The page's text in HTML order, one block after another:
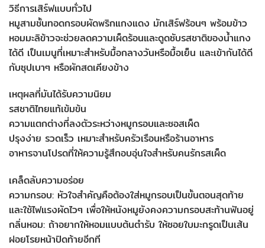
วิธีการเสิร์ฟแบบทั่วไป
หมูสามชั้นทอดกรอบผัดพริกแกงแดง มักเสิร์ฟร้อนๆ พร้อมข้าว
หอมมะลิข้าวจะช่วยลดความเผ็ดร้อนและดูดซับรสชาติของน้ำแกง
ได้ดี เป็นเมนูที่เหมาะสำหรับมื้อกลางวันหรือมื้อเย็น และเข้ากันได้ดี
กับซุปเบาๆ หรือผักสดเคียงข้าง
เหตุผลที่มันได้รับความนิยม
รสชาติไทยแท้เข้มข้น
ความแตกต่างที่ลงตัวระหว่างหมูกรอบและซอสเผ็ด
ปรุงง่าย รวดเร็ว เหมาะสำหรับครัวเรือนหรือร้านอาหาร
อาหารจานโปรดที่ให้ความรู้สึกอบอุ่นใจสำหรับคนรักรสเผ็ด
เคล็ดลับความอร่อย
ความกรอบ: หัวใจสำคัญคือต้องใส่หมูกรอบเป็นขั้นตอนสุดท้าย
และใช้ไฟแรงผัดไวๆ เพื่อให้หนังหมูยังคงความกรอบสะท้านฟันอยู่
กลิ่นหอม: ถ้าอยากให้หอมแบบต้นตำรับ ให้ซอยใบมะกรูดเป็นเส้น
ฝอยโรยหน้าปิดท้ายอีกที